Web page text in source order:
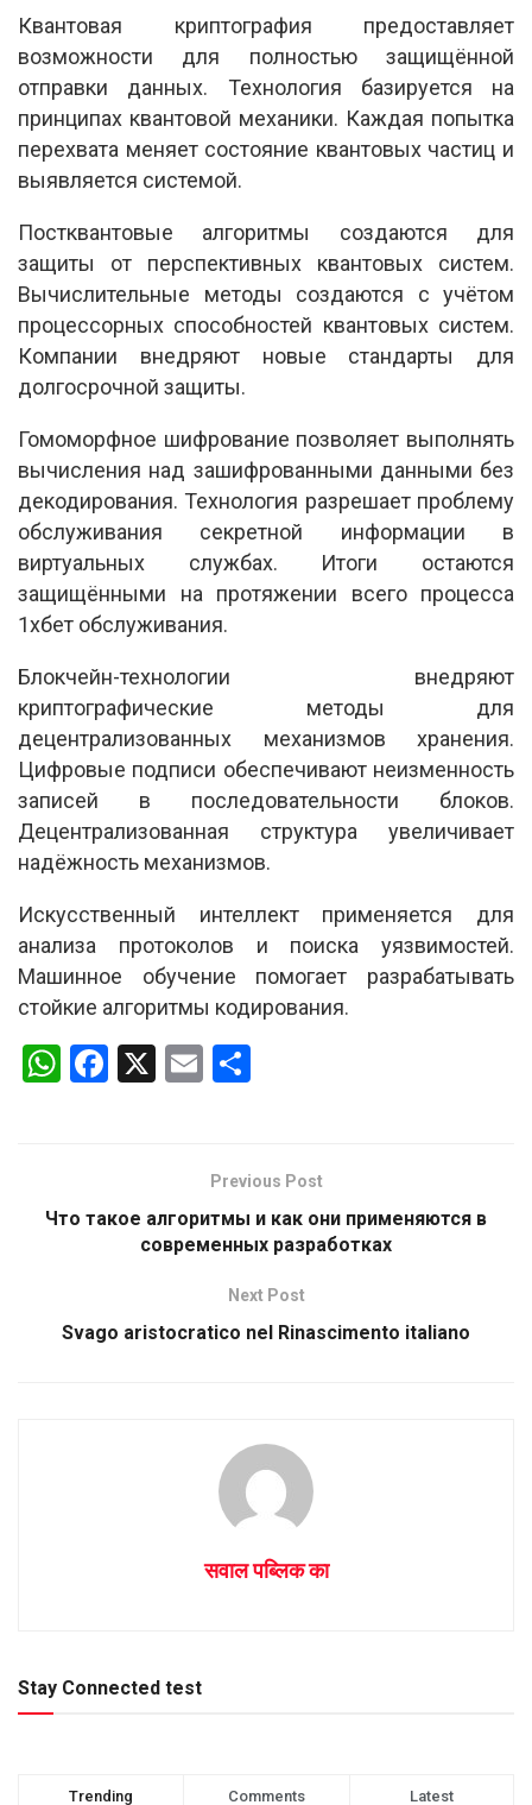
Квантовая криптография предоставляет
возможности для полностью защищённой
отправки данных. Технология базируется на
принципах квантовой механики. Каждая попытка
перехвата меняет состояние квантовых частиц и
выявляется системой.
Постквантовые алгоритмы создаются для
защиты от перспективных квантовых систем.
Вычислительные методы создаются с учётом
процессорных способностей квантовых систем.
Компании внедряют новые стандарты для
долгосрочной защиты.
Гомоморфное шифрование позволяет выполнять
вычисления над зашифрованными данными без
декодирования. Технология разрешает проблему
обслуживания секретной информации в
виртуальных службах. Итоги остаются
защищёнными на протяжении всего процесса
1хбет обслуживания.
Блокчейн-технологии внедряют
криптографические методы для
децентрализованных механизмов хранения.
Цифровые подписи обеспечивают неизменность
записей в последовательности блоков.
Децентрализованная структура увеличивает
надёжность механизмов.
Искусственный интеллект применяется для
анализа протоколов и поиска уязвимостей.
Машинное обучение помогает разрабатывать
стойкие алгоритмы кодирования.
W
A
F
o
X
E
e
Previous Post
Что такое алгоритмы и как они применяются в
современных разработках
Next Post
Svago aristocratico nel Rinascimento italiano
सवाल पब्लिक का
Stay Connected test
Trending Comments Latest